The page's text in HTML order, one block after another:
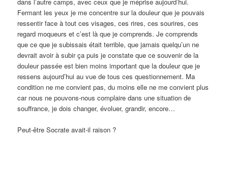
Fermant les yeux je me concentre sur la douleur que je pouvais
ressentir face à tout ces visages, ces rires, ces sourires, ces
regard moqueurs et c’est là que je comprends. Je comprends
que ce que je subissais était terrible, que jamais quelqu’un ne
devrait avoir à subir ça puis je constate que ce souvenir de la
douleur passée est bien moins important que la douleur que je
ressens aujourd’hui au vue de tous ces questionnement. Ma
condition ne me convient pas, du moins elle ne me convient plus
car nous ne pouvons-nous complaire dans une situation de
souffrance, je dois changer, évoluer, grandir, encore…
Peut-être Socrate avait-il raison ?